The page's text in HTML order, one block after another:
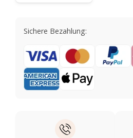
Sichere Bezahlung: